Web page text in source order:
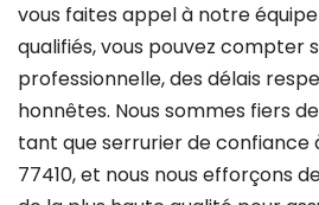
vous faites appel à notre
qualifiés, vous pouvez compter
professionnelle, des délais
honnêtes. Nous sommes fiers
tant que serrurier de confiance
77410, et nous nous efforçons